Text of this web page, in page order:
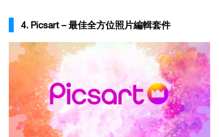
4. Picsart – 最佳全方位照片編輯套件